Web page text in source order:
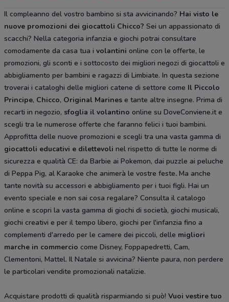
Il compleanno del vostro bambino si sta avvicinando? Hai visto le
nuove promozioni dei giocattoli Chicco? Sei un appassionato di
scacchi? Nella categoria infanzia e giochi potrai consultare
comodamente da casa tua i volantini online con le offerte, le
promozioni, gli sconti e i sottocosto dei migliori negozi di giocattoli e
abbigliamento per bambini e ragazzi di Limbiate. In questa sezione
troverai i cataloghi delle migliori catene di settore come Il Piccolo
Principe, Chicco, Original Marines e tante altre insegne. Prima di
recarti in negozio, sfoglia il volantino online su DoveConviene.it e
scegli tra le numerose offerte che faranno felici i tuoi bambini.
Approfitta delle nuove promozioni e scegli tra una vasta gamma di
giocattoli educativi e dilettevoli nel rispetto di tutte le norme di
sicurezza e qualità CE: da Barbie ai Pokemon, dai puzzle ai peluche
di Peppa Pig, al Karaoke che animerà le vostre feste. Ma anche
tante novità su accessori e abbigliamento per i tuoi figli. Hai un
evento speciale e non sai cosa regalare? Consulta il catalogo
online e scopri la vasta gamma di giochi di società, giochi musicali,
giochi creativi e per il tempo libero, giochi per l'infanzia fino a
complementi d'arredo per le camere dei piccoli, delle migliori
marche in commercio come Disney, Foppapedretti, Cam,
Clementoni, Mattel. Il Natale si avvicina? Niente paura, non perdere
le particolari vendite promozionali natalizie.
Acquistare prodotti di qualità risparmiando si può! Vuoi vestire tuo